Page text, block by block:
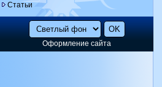
Статьи
Оформление сайта